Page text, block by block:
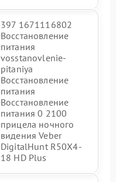
397 1671116802
Восстановление
питания
vosstanovlenie-
pitaniya
Восстановление
питания
Восстановление
питания 0 2100
прицела ночного
видения Veber
DigitalHunt R50X4-
18 HD Plus